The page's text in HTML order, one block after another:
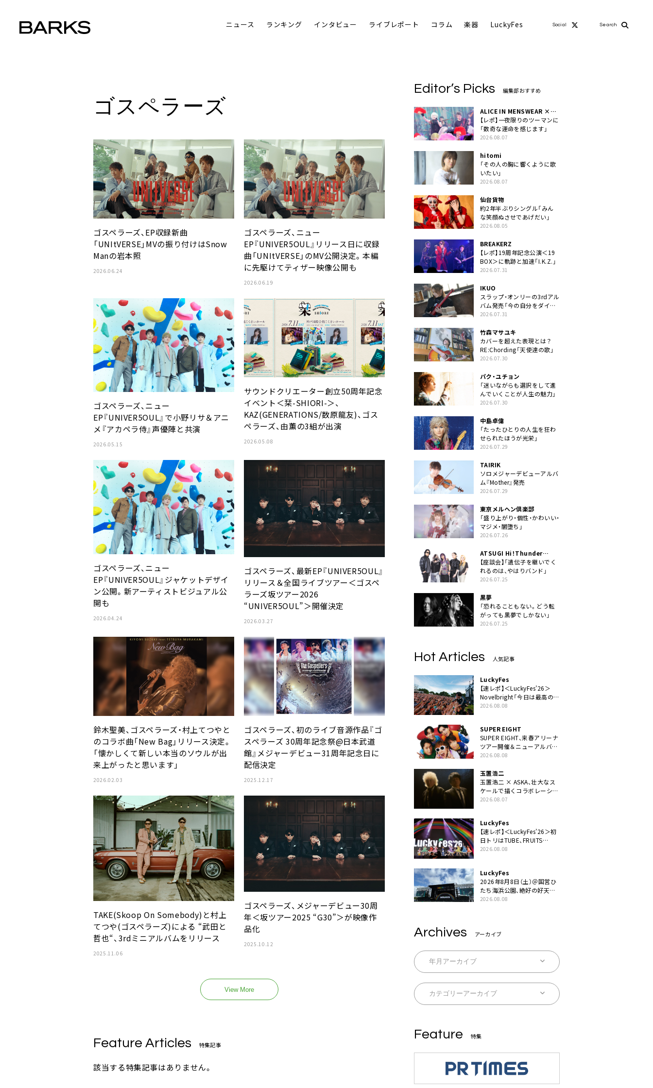
ニュース ランキング インタビュー ライブレポート コラム 楽器 LuckyFes Social Search
ゴスペラーズ
ゴスペラーズ、EP収録新曲
「UNItVERSE」MVの振り付けはSnow
Manの岩本照
2026.06.24
ゴスペラーズ、ニュー
EP『UNIVER5OUL』リリース日に収録
曲「UNItVERSE」のMV公開決定。本編
に先駆けてティザー映像公開も
2026.06.19
ゴスペラーズ、ニュー
EP『UNIVER5OUL』で小野リサ＆アニ
メ『アカペラ侍』声優陣と共演
2026.05.15
サウンドクリエーター創立50周年記念
イベント＜栞-SHIORI-＞、
KAZ(GENERATIONS/数原龍友)、ゴス
ペラーズ、由薫の3組が出演
2026.05.08
ゴスペラーズ、ニュー
EP『UNIVER5OUL』ジャケットデザイ
ン公開。新アーティストビジュアル公
開も
2026.04.24
ゴスペラーズ、最新EP『UNIVER5OUL』
リリース＆全国ライブツアー＜ゴスペ
ラーズ坂ツアー2026
“UNIVER5OUL”＞開催決定
2026.03.27
鈴木聖美、ゴスペラーズ・村上てつやと
のコラボ曲「New Bag」リリース決定。
「懐かしくて新しい本当のソウルが出
来上がったと思います」
2026.02.03
ゴスペラーズ、初のライブ音源作品『ゴ
スペラーズ 30周年記念祭@日本武道
館』メジャーデビュー31周年記念日に
配信決定
2025.12.17
TAKE(Skoop On Somebody)と村上
てつや(ゴスペラーズ)による “武田と
哲也“、3rdミニアルバムをリリース
2025.11.06
ゴスペラーズ、メジャーデビュー30周
年＜坂ツアー2025 “G30”＞が映像作
品化
2025.10.12
View More
Feature Articles 特集記事
該当する特集記事はありません。
Editor’s Picks 編集部おすすめ
ALICE IN MENSWEAR ×
MASCHERA
【レポ】一夜限りのツーマンに
「数奇な運命を感じます」
2026.08.07
hitomi
「その人の胸に響くように歌
いたい」
2026.08.07
仙台貨物
約2年半ぶりシングル「みん
な笑顔ぬさせであげだい」
2026.08.05
BREAKERZ
【レポ】19周年記念公演＜19
BOX＞に軌跡と加速「I.K.Z.」
2026.07.31
IKUO
スラップ・オンリーの3rdアル
バム発売「今の自分をダイレ
クトに」
2026.07.31
竹森マサユキ
カバーを超えた表現とは？
RE:Chording「天使達の歌」
2026.07.30
パク・ユチョン
「迷いながらも選択をして進
んでいくことが人生の魅力」
2026.07.30
中島卓偉
「たったひとりの人生を狂わ
せられたほうが光栄」
2026.07.29
TAIRIK
ソロメジャーデビューアルバ
ム『Mother』発売
2026.07.29
東京メルヘン倶楽部
「盛り上がり・個性・かわいい・
マジメ・闇堕ち」
2026.07.26
ATSUGI Hi！Thunder
Rock Festival
【座談会】「遺伝子を継いでく
れるのは、やはりバンド」
2026.07.25
黒夢
「恐れることもない。どう転
がっても黒夢でしかない」
2026.07.25
Hot Articles 人気記事
LuckyFes
【速レポ】＜LuckyFes’26＞
Novelbright「今日は最高のフ
ェス日和。最高の休日を、最
2026.08.08
SUPER EIGHT
SUPER EIGHT、来春アリーナ
ツアー開催＆ニューアルバム
発売決定げるEP『ダンダー
2026.08.08
玉置浩二
玉置浩二 × ASKA、壮大なス
ケールで描くコラボレーショ
ン曲「音銀河」リリース決定。
2026.08.07
LuckyFes
【速レポ】＜LuckyFes’26＞初
日トリはTUBE、FRUITS
ZIPPERや綾小路翔、鬼龍院翔
うだい」
2026.08.08
LuckyFes
2026年8月8日（土）＠国営ひ
たち海浜公園、絶好の好天の
中＜LuckyFes’26＞開幕
2026.08.08
Archives アーカイブ
Feature 特集